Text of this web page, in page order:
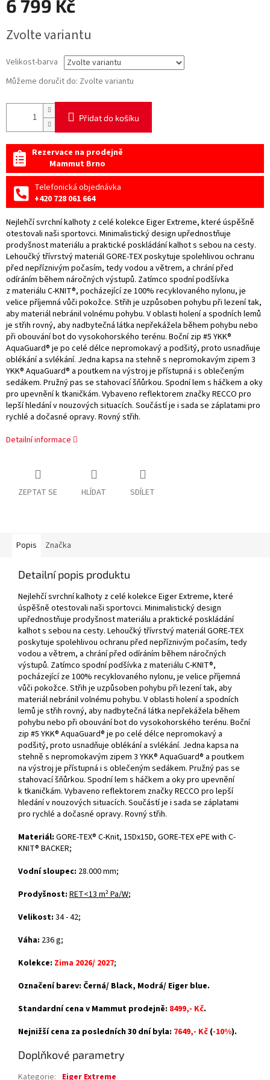
6 799 Kč
cena:
Zvolte variantu
Velikost-barva
Můžeme doručit do: Zvolte variantu
Přidat do košíku
Rezervace na prodejně
Mammut Brno
Telefonická objednávka
+420 728 061 664
Nejlehčí svrchní kalhoty z celé kolekce Eiger Extreme, které úspěšně
otestovali naši sportovci. Minimalistický design upřednostňuje
prodyšnost materiálu a praktické poskládání kalhot s sebou na cesty.
Lehoučký třívrstvý materiál GORE-TEX poskytuje spolehlivou ochranu
před nepříznivým počasím, tedy vodou a větrem, a chrání před
odíráním během náročných výstupů. Zatímco spodní podšívka
z materiálu C-KNIT®, pocházející ze 100% recyklovaného nylonu, je
velice příjemná vůči pokožce. Střih je uzpůsoben pohybu při lezení tak,
aby materiál nebránil volnému pohybu. V oblasti holení a spodních lemů
je střih rovný, aby nadbytečná látka nepřekážela během pohybu nebo
při obouvání bot do vysokohorského terénu. Boční zip #5 YKK®
AquaGuard® je po celé délce nepromokavý a podšitý, proto usnadňuje
oblékání a svlékání. Jedna kapsa na stehně s nepromokavým zipem 3
YKK® AquaGuard® a poutkem na výstroj je přístupná i s oblečeným
sedákem. Pružný pas se stahovací šňůrkou. Spodní lem s háčkem a oky
pro upevnění k tkaničkám. Vybaveno reflektorem značky RECCO pro
lepší hledání v nouzových situacích. Součástí je i sada se záplatami pro
rychlé a dočasné opravy. Rovný střih.
Detailní informace
ZEPTAT SE HLÍDAT SDÍLET
Popis Značka
Detailní popis produktu
Nejlehčí svrchní kalhoty z celé kolekce Eiger Extreme, které
úspěšně otestovali naši sportovci. Minimalistický design
upřednostňuje prodyšnost materiálu a praktické poskládání
kalhot s sebou na cesty. Lehoučký třívrstvý materiál GORE-TEX
poskytuje spolehlivou ochranu před nepříznivým počasím, tedy
vodou a větrem, a chrání před odíráním během náročných
výstupů. Zatímco spodní podšívka z materiálu C-KNIT®,
pocházející ze 100% recyklovaného nylonu, je velice příjemná
vůči pokožce. Střih je uzpůsoben pohybu při lezení tak, aby
materiál nebránil volnému pohybu. V oblasti holení a spodních
lemů je střih rovný, aby nadbytečná látka nepřekážela během
pohybu nebo při obouvání bot do vysokohorského terénu. Boční
zip #5 YKK® AquaGuard® je po celé délce nepromokavý a
podšitý, proto usnadňuje oblékání a svlékání. Jedna kapsa na
stehně s nepromokavým zipem 3 YKK® AquaGuard® a poutkem
na výstroj je přístupná i s oblečeným sedákem. Pružný pas se
stahovací šňůrkou. Spodní lem s háčkem a oky pro upevnění
k tkaničkám. Vybaveno reflektorem značky RECCO pro lepší
hledání v nouzových situacích. Součástí je i sada se záplatami
pro rychlé a dočasné opravy. Rovný střih.
Materiál: GORE-TEX® C-Knit, 15Dx15D, GORE-TEX ePE with C-
KNIT® BACKER;
Vodní sloupec: 28.000 mm;
Prodyšnost: RET<13 m² Pa/W;
Velikost: 34 - 42;
Váha: 236 g;
Kolekce: Zima 2026/ 2027;
Označení barev: Černá/ Black, Modrá/ Eiger blue.
Standardní cena v Mammut prodejně: 8499,- Kč.
Nejnižší cena za posledních 30 dní byla: 7649,- Kč (-10%).
Doplňkové parametry
Kategorie: Eiger Extreme